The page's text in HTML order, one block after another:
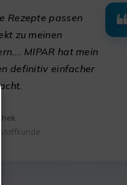
Rezepte passen
zu meinen
MIPAR hat mein
definitiv einfacher